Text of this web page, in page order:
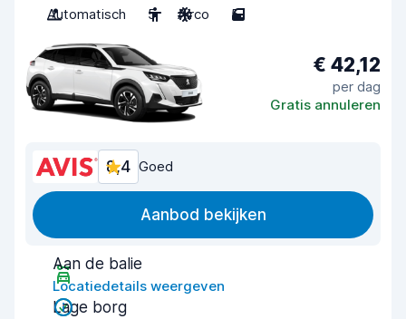
Automatisch
5 Airco 5
€ 42,12
per dag
Gratis annuleren
8,4 Goed
Aanbod bekijken
Aan de balie
Locatiedetails weergeven
Lage borg